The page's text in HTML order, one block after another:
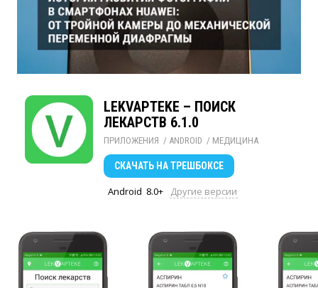
LEKVAPTEKE – ПОИСК
ЛЕКАРСТВ 6.1.0
ПРИЛОЖЕНИЯ / ANDROID / МЕДИЦИНА
СКАЧАТЬ НА ТРЕШБОКСЕ
Android 8.0+ Другие версии